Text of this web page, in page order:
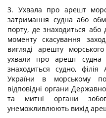
3. Ухвала про арешт
затримання судна або
порту, де знаходиться або
моменту скасування
вигляді арешту
ухвали про арешт судна
знаходиться судно, філія
України в морському
відповідні органи
та митні органи
унеможливлюють вихід